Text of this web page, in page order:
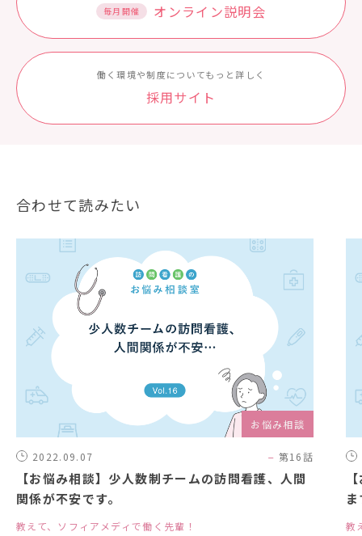
毎月開催 オンライン説明会
働く環境や制度についてもっと詳しく
採⽤サイト
合わせて読みたい
お悩み相談
2022.09.07 第16話
【お悩み相談】少人数制チームの訪問看護、人間
関係が不安です。
教えて、ソフィアメディで働く先輩！ 教